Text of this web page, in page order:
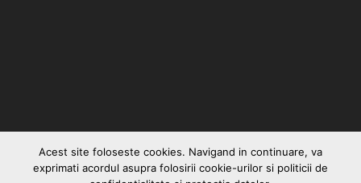
Acest site foloseste cookies. Navigand in continuare, va
exprimati acordul asupra folosirii cookie-urilor si politicii de